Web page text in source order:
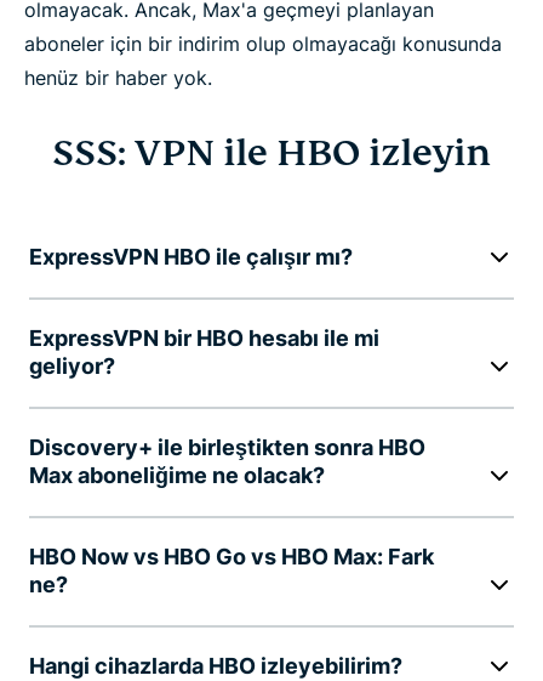
olmayacak. Ancak, Max'a geçmeyi planlayan
aboneler için bir indirim olup olmayacağı konusunda
henüz bir haber yok.
SSS: VPN ile HBO izleyin
ExpressVPN HBO ile çalışır mı?
ExpressVPN bir HBO hesabı ile mi
geliyor?
Discovery+ ile birleştikten sonra HBO
Max aboneliğime ne olacak?
HBO Now vs HBO Go vs HBO Max: Fark
ne?
Hangi cihazlarda HBO izleyebilirim?